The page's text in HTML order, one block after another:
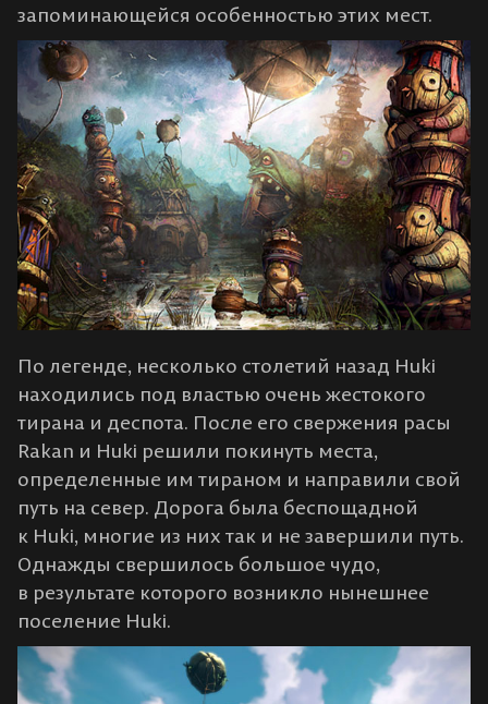
запоминающейся особенностью этих мест.
По легенде, несколько столетий назад Huki
находились под властью очень жестокого
тирана и деспота. После его свержения расы
Rakan и Huki решили покинуть места,
определенные им тираном и направили свой
путь на север. Дорога была беспощадной
к Huki, многие из них так и не завершили путь.
Однажды свершилось большое чудо,
в результате которого возникло нынешнее
поселение Huki.